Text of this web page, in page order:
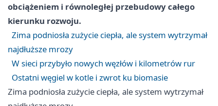
obciążeniem i równoległej przebudowy całego
kierunku rozwoju.
Zima podniosła zużycie ciepła, ale system wytrzymał
najdłuższe mrozy
W sieci przybyło nowych węzłów i kilometrów rur
Ostatni węgiel w kotle i zwrot ku biomasie
Zima podniosła zużycie ciepła, ale system wytrzymał